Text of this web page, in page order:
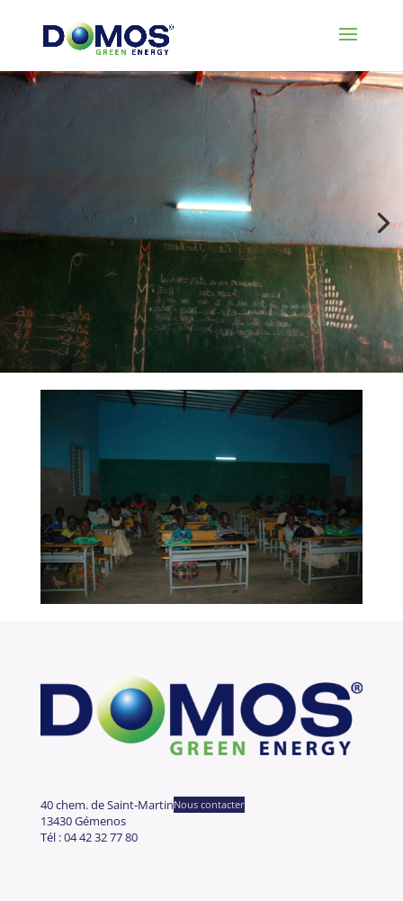
40 chem. de Saint-Martin
13430 Gémenos
Tél : 04 42 32 77 80
Nous contacter